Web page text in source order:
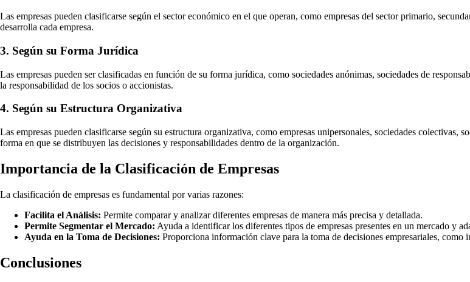
Las empresas pueden clasificarse según el sector económico en el que operan, como empresas del sector primario,
desarrolla cada empresa.
3. Según su Forma Jurídica
Las empresas pueden ser clasificadas en función de su forma jurídica, como sociedades anónimas, sociedades de
la responsabilidad de los socios o accionistas.
4. Según su Estructura Organizativa
Las empresas pueden clasificarse según su estructura organizativa, como empresas unipersonales, sociedades colectivas,
forma en que se distribuyen las decisiones y responsabilidades dentro de la organización.
Importancia de la Clasificación de Empresas
La clasificación de empresas es fundamental por varias razones:
Facilita el Análisis: Permite comparar y analizar diferentes empresas de manera más precisa y detallada.
Permite Segmentar el Mercado: Ayuda a identificar los diferentes tipos de empresas presentes en un mercado y
Ayuda en la Toma de Decisiones: Proporciona información clave para la toma de decisiones empresariales, como
Conclusiones